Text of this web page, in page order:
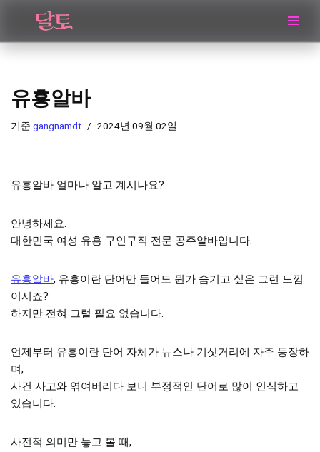
콘
로
건
너
유흥알바
기준 gangnamdt 2024년 09월 02일
유흥알바 얼마나 알고 계시나요?
안녕하세요.
대한민국 여성 유흥 구인구직 전문 공주알바입니다.
유흥알바, 유흥이란 단어만 들어도 뭔가 숨기고 싶은 그런 느낌
이시죠?
하지만 전혀 그럴 필요 없습니다.
언제부터 유흥이란 단어 자체가 뉴스나 기삿거리에 자주 등장하
며,
사건 사고와 엮여버리다 보니 부정적인 단어로 많이 인식하고
있습니다.
사전적 의미만 놓고 볼 때,